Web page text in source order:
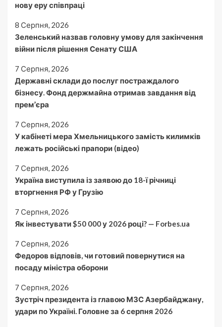
нову еру співпраці
8 Серпня, 2026
Зеленський назвав головну умову для закінчення
війни після рішення Сенату США
7 Серпня, 2026
Державні склади до послуг постраждалого
бізнесу. Фонд держмайна отримав завдання від
прем’єра
7 Серпня, 2026
У кабінеті мера Хмельницького замість килимків
лежать російські прапори (відео)
7 Серпня, 2026
Україна виступила із заявою до 18-ї річниці
вторгнення РФ у Грузію
7 Серпня, 2026
Як інвестувати $50 000 у 2026 році? — Forbes.ua
7 Серпня, 2026
Федоров відповів, чи готовий повернутися на
посаду міністра оборони
7 Серпня, 2026
Зустріч президента із главою МЗС Азербайджану,
удари по Україні. Головне за 6 серпня 2026